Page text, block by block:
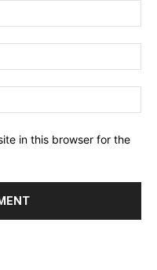
in this browser for the